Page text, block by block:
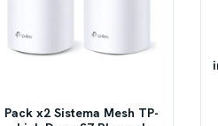
Pack x2 Sistema Mesh TP-